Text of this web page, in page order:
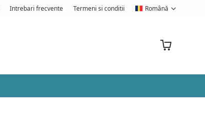
Intrebari frecvente Termeni si conditii Română